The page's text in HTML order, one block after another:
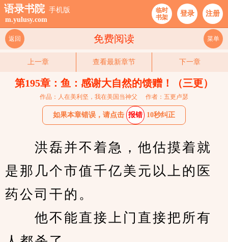
语录书院 手机版
m.yulusy.com
临时
书架
登录 注册
免费阅读
返回 菜单
上一章 查看最新章节 下一章
第195章：鱼：感谢大自然的馈赠！（三更）
作品：人在美利坚，我在美国当神父 作者：五更卢瑟
如果本章错误，请点击 报错 10秒纠正
洪磊并不着急，他估摸着就
是那几个市值千亿美元以上的医
药公司干的。
他不能直接上门直接把所有